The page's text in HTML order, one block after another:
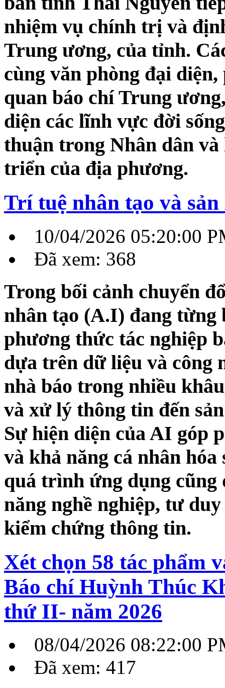
nhiệm vụ chính trị và
Trung ương, của tỉnh.
cùng văn phòng đại
quan báo chí Trung
diện các lĩnh vực đời
thuận trong Nhân dân
triển của địa phương.
Trí tuệ nhân tạo và
10/04/2026 05:20:00
Đã xem: 368
Trong bối cảnh chuyển
nhân tạo (A.I) đang từng
phương thức tác nghiệp
dựa trên dữ liệu và công
nhà báo trong nhiều
và xử lý thông tin đến
Sự hiện diện của AI góp
và khả năng cá nhân
quá trình ứng dụng cũng
năng nghề nghiệp, tư
kiểm chứng thông tin.
Xét chọn 58 tác phẩm
Báo chí Huỳnh Thúc
thứ II- năm 2026
08/04/2026 08:22:00
Đã xem: 417